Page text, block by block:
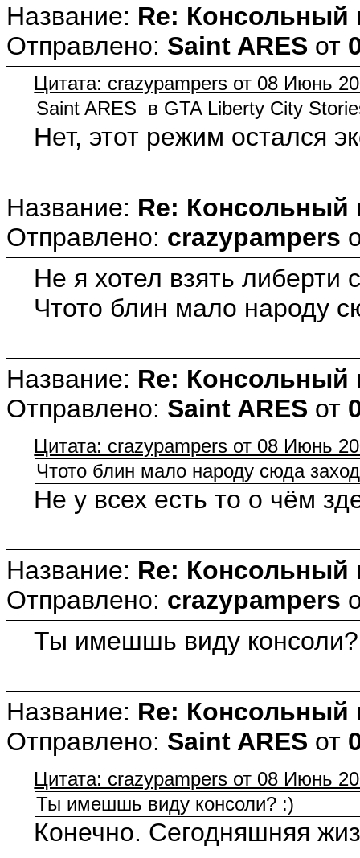
Название: Re: Консольный
Отправлено: Saint ARES от
Цитата: crazypampers от 08 Июнь
Saint ARES в GTA Liberty City
Нет, этот режим остался
Название: Re: Консольный
Отправлено: crazypampers
Не я хотел взять либерти
Чтото блин мало народу
Название: Re: Консольный
Отправлено: Saint ARES от
Цитата: crazypampers от 08 Июнь
Чтото блин мало народу сюда
Не у всех есть то о чём
Название: Re: Консольный
Отправлено: crazypampers
Ты имешшь виду
Название: Re: Консольный
Отправлено: Saint ARES от
Цитата: crazypampers от 08 Июнь
Ты имешшь виду консоли? :)
Конечно. Сегодняшняя